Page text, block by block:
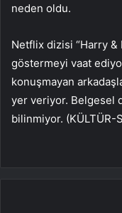
neden oldu.
Netflix dizisi “Harry
göstermeyi vaat
konuşmayan
yer veriyor. Belgesel
bilinmiyor. (KÜLTÜR-